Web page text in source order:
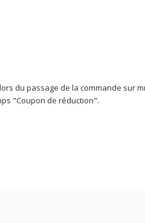
du passage de la commande sur
"Coupon de réduction".